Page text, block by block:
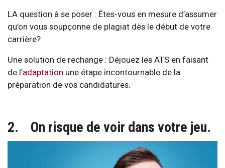
LA question à se poser : Êtes-vous en mesure d’assumer
qu’on vous soupçonne de plagiat dès le début de votre
carrière?
Une solution de rechange : Déjouez les ATS en faisant
de l’adaptation une étape incontournable de la
préparation de vos candidatures.
2. On risque de voir dans votre jeu.